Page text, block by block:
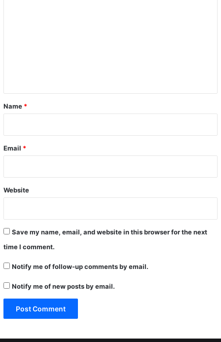
*
Name *
Email *
Website
Save my name, email, and website in this browser for the next
time I comment.
Notify me of follow-up comments by email.
Notify me of new posts by email.